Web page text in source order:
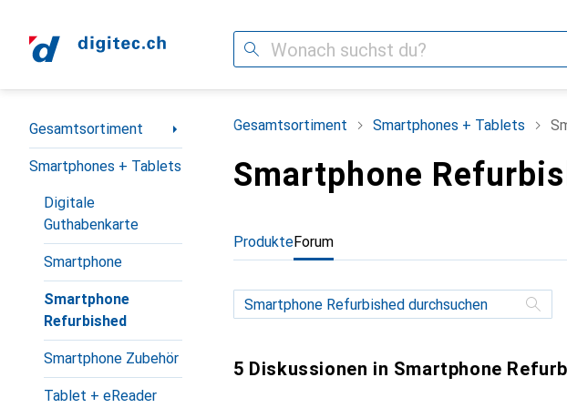
Suche
Navigation nach Kategorien
Gesamtsortiment
Smartphones + Tablets
Digitale
Guthabenkarte
Smartphone
Smartphone
Refurbished
Smartphone Zubehör
Tablet + eReader
Gesamtsortiment Smartphones + Tablets
Smartphone
ProdukteForum
5 Diskussionen in Smartphone